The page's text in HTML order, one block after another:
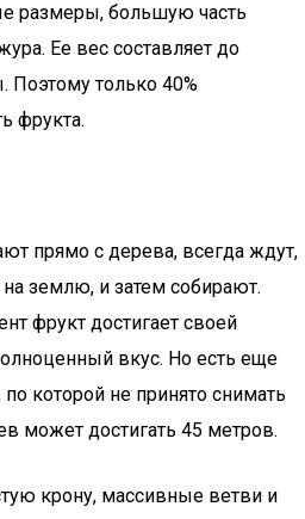
размеры, большую часть
Ее вес составляет до
Поэтому только 40%
фрукта.
прямо с дерева, всегда ждут,
землю, и затем собирают.
фрукт достигает своей
вкус. Но есть еще
которой не принято снимать
может достигать 45 метров.
крону, массивные ветви и